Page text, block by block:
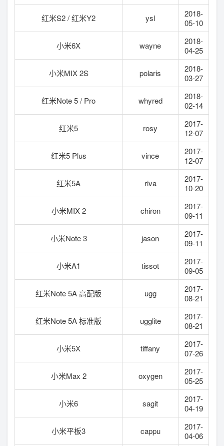
红米S2 / 红米Y2 ysl
2018-
05-10
小米6X wayne
2018-
04-25
小米MIX 2S polaris
2018-
03-27
红米Note 5 / Pro whyred
2018-
02-14
红米5 rosy
2017-
12-07
红米5 Plus vince
2017-
12-07
红米5A riva
2017-
10-20
小米MIX 2 chiron
2017-
09-11
小米Note 3 jason
2017-
09-11
小米A1 tissot
2017-
09-05
红米Note 5A 高配版 ugg
2017-
08-21
红米Note 5A 标准版 ugglite
2017-
08-21
小米5X tiffany
2017-
07-26
小米Max 2 oxygen
2017-
05-25
小米6 sagit
2017-
04-19
小米平板3 cappu
2017-
04-06